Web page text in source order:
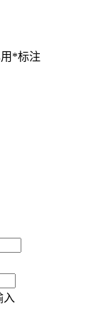
*标注
入